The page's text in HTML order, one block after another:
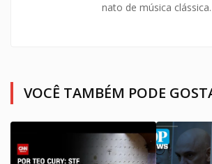
nato de música clássica.
VOCÊ TAMBÉM PODE